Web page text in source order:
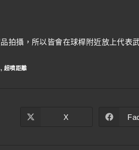
拍攝，所以皆會在球桿附近放上代表
, 超噴距離
X